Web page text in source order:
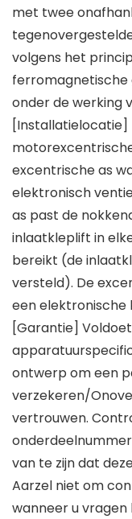
met twee
volgens het
ferromagnetische
onder de werking
excentrische as
elektronisch
as past de
inlaatkleplift in
bereikt (de
versteld). De
een
[Garantie]
ontwerp om een
verzekeren/
vertrouwen.
van te zijn dat
Aarzel niet om
wanneer u vragen